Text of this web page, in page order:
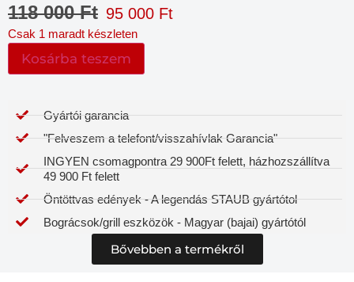
118 000Ft 95 000 Ft
Csak 1 maradt készleten
Kosárba teszem
Gyártói garancia​
"Felveszem a telefont/visszahívlak Garancia"
INGYEN csomagpontra 29 900Ft felett, házhozszállítva
49 900 Ft felett
Öntöttvas edények - A legendás STAUB gyártótol
Bográcsok/grill eszközök - Magyar (bajai) gyártótól
Bővebben a termékről